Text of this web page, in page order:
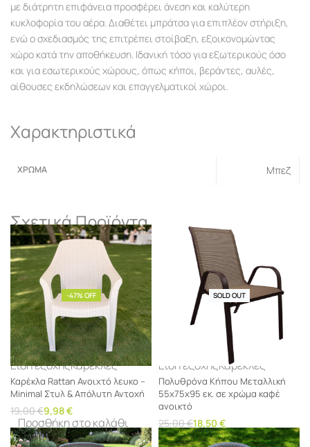
με διάτρητη επιφάνεια προσφέρει άνεση και καλύτερη
κυκλοφορία του αέρα. Διαθέτει μπράτσα για επιπλέον στήριξη,
ενώ ο σχεδιασμός της επιτρέπει στοίβαξη, εξοικονομώντας
χώρο κατά την αποθήκευση. Ιδανική τόσο για εξωτερικούς όσο
και για εσωτερικούς χώρους, όπως κήποι, βεράντες, αυλές,
αίθουσες εκδηλώσεων και επαγγελματικοί χώροι.
Χαρακτηριστικά
ΧΡΏΜΑ Μπεζ
Σχετικά Προϊόντα
-47% OFF
Είδη εξοχήςΚαρέκλες
Καρέκλα Rattan Ανοιχτό λευκο –
Minimal Στυλ & Απόλυτη Αντοχή
19,00€9,98€
Προσθήκη στο καλάθι
-26% OFF
SOLD OUT
Είδη εξοχήςΚαρέκλες
Πολυθρόνα Κήπου Μεταλλική
55x75x95 εκ. σε χρώμα καφέ
ανοικτό
25,00€18,50 €
Διαβάστε περισσότερα